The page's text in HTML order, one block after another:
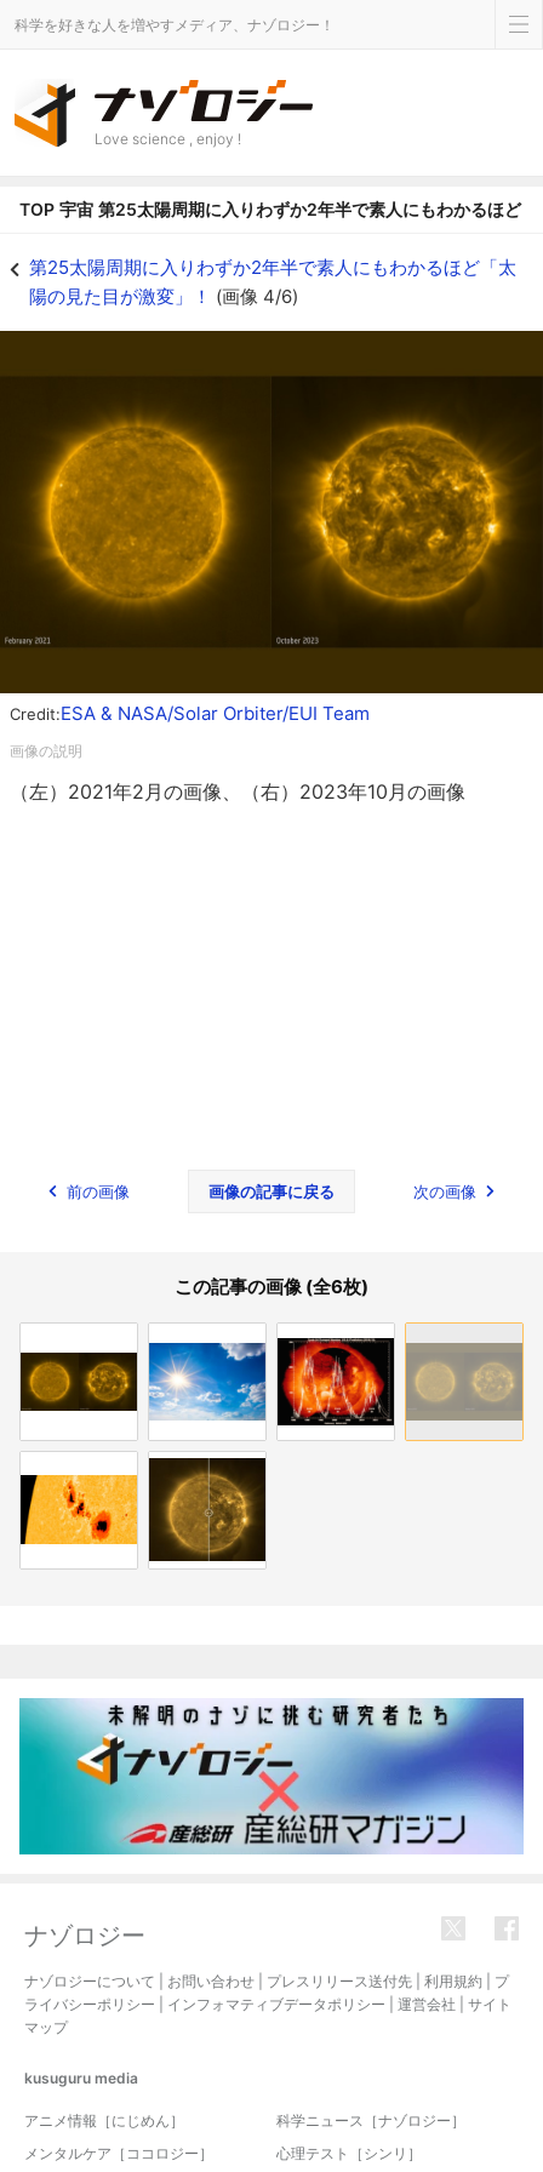
科学を好きな人を増やすメディア、ナゾロジー！
Love science , enjoy !
TOP 宇宙 第25太陽周期に入りわずか2年半で素人にもわかるほど
第25太陽周期に入りわずか2年半で素人にもわかるほど「太
陽の見た目が激変」！ (画像 4/6)
Credit:ESA & NASA/Solar Orbiter/EUI Team
（左）2021年2月の画像、（右）2023年10月の画像
前の画像 画像の記事に戻る 次の画像
この記事の画像 (全6枚)
ナゾロジー
ナゾロジーについて お問い合わせ プレスリリース送付先 利用規約
プ
ライバシーポリシー
インフォマティブデータポリシー 運営会社
サイト
マップ
kusuguru media
アニメ情報［にじめん］
科学ニュース［ナゾロジー］
メンタルケア［ココロジー］
心理テスト［シンリ］